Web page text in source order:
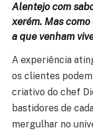
Alentejo com
xerém. Mas
a que venham
A experiência
os clientes
criativo do chef
bastidores de
mergulhar no